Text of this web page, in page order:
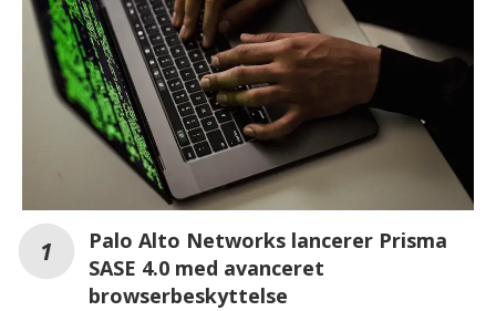
Palo Alto Networks lancerer Prisma
SASE 4.0 med avanceret
browserbeskyttelse